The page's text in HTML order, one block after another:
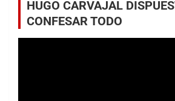
HUGO CARVAJAL
CONFESAR TODO